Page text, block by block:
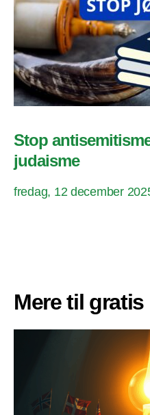
Stop
judaisme
fredag, 12 december
Mere til